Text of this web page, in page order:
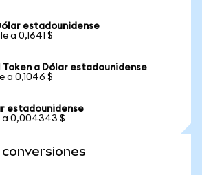
estadounidense
a 0,1641 $
Token a Dólar estadounidense
a 0,1046 $
estadounidense
a 0,004343 $